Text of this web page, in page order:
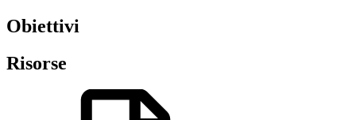
Obiettivi
Risorse